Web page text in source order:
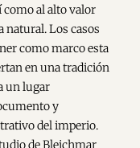
como al alto valor
natural. Los casos
como marco esta
en una tradición
un lugar
y
del imperio.
de Bleichmar